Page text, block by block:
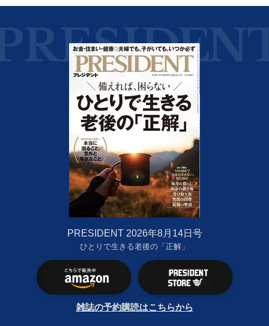
PRESIDENT 2026年8月14日号
ひとりで生きる老後の「正解」
雑誌の予約購読はこちらから